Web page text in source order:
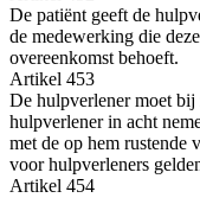
De pati­ënt geeft de
de mede­wer­king die
over­een­komst behoeft.
Arti­kel 453
De hulp­ver­le­ner moet bij
hulp­ver­le­ner in acht
met de op hem
voor hulp­ver­le­ners
Arti­kel 454